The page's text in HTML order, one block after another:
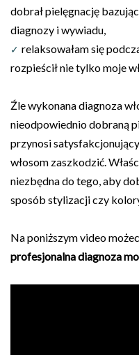
dobrał pielęgnację
diagnozy i wywiadu,
✓ relaksowałam się
rozpieścił nie tylko moje
Źle wykonana diagnoza
nieodpowiednio dobraną
przynosi
włosom zaszkodzić.
niezbędna do tego, aby
sposób stylizacji czy
Na poniższym video
profesjonalna diagnoza